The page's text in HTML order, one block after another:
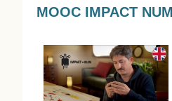
MOOC IMPACT